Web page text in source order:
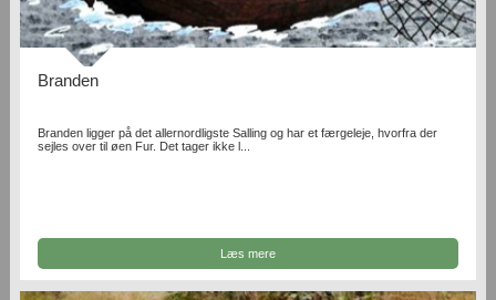
Branden
Branden ligger på det allernordligste Salling og har et færgeleje, hvorfra der
sejles over til øen Fur. Det tager ikke l...
Læs mere